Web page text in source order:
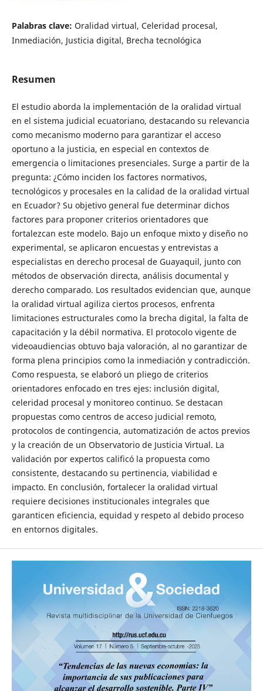
Palabras clave: Oralidad virtual, Celeridad procesal,
Inmediación, Justicia digital, Brecha tecnológica
Resumen
El estudio aborda la implementación de la oralidad virtual
en el sistema judicial ecuatoriano, destacando su relevancia
como mecanismo moderno para garantizar el acceso
oportuno a la justicia, en especial en contextos de
emergencia o limitaciones presenciales. Surge a partir de la
pregunta: ¿Cómo inciden los factores normativos,
tecnológicos y procesales en la calidad de la oralidad virtual
en Ecuador? Su objetivo general fue determinar dichos
factores para proponer criterios orientadores que
fortalezcan este modelo. Bajo un enfoque mixto y diseño no
experimental, se aplicaron encuestas y entrevistas a
especialistas en derecho procesal de Guayaquil, junto con
métodos de observación directa, análisis documental y
derecho comparado. Los resultados evidencian que, aunque
la oralidad virtual agiliza ciertos procesos, enfrenta
limitaciones estructurales como la brecha digital, la falta de
capacitación y la débil normativa. El protocolo vigente de
videoaudiencias obtuvo baja valoración, al no garantizar de
forma plena principios como la inmediación y contradicción.
Como respuesta, se elaboró un pliego de criterios
orientadores enfocado en tres ejes: inclusión digital,
celeridad procesal y monitoreo continuo. Se destacan
propuestas como centros de acceso judicial remoto,
protocolos de contingencia, automatización de actos previos
y la creación de un Observatorio de Justicia Virtual. La
validación por expertos calificó la propuesta como
consistente, destacando su pertinencia, viabilidad e
impacto. En conclusión, fortalecer la oralidad virtual
requiere decisiones institucionales integrales que
garanticen eficiencia, equidad y respeto al debido proceso
en entornos digitales.